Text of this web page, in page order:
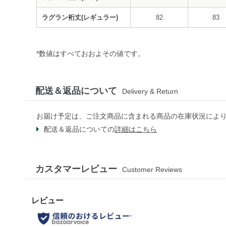
ラグラン裄丈(レギュラー) 82 83
*数値はすべておおよその値です。
配送＆返品について Delivery & Return
お届け予定は、ご注文商品に含まれる商品の在庫状況により
配送＆返品についての詳細はこちら
カスタマーレビュー Customer Reviews